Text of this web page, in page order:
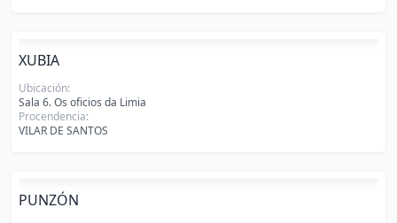
XUBIA
Ubicación:
Sala 6. Os oficios da Limia
Procendencia:
VILAR DE SANTOS
PUNZÓN